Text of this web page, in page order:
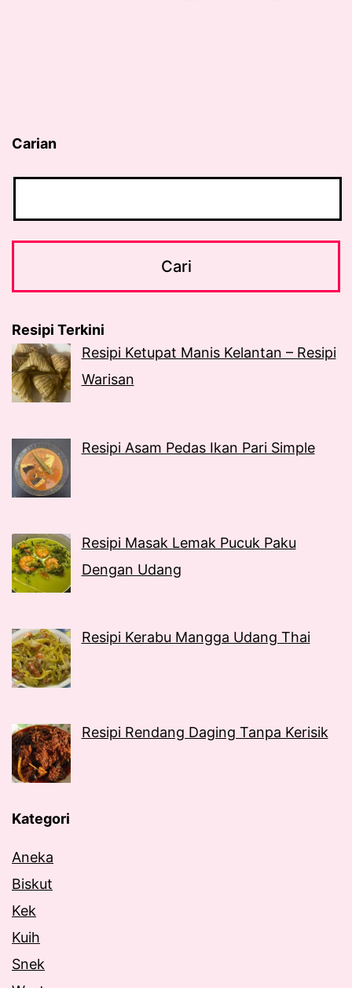
Carian
Resipi Terkini
Resipi Ketupat Manis Kelantan – Resipi
Warisan
Resipi Asam Pedas Ikan Pari Simple
Resipi Masak Lemak Pucuk Paku
Dengan Udang
Resipi Kerabu Mangga Udang Thai
Resipi Rendang Daging Tanpa Kerisik
Kategori
Aneka
Biskut
Kek
Kuih
Snek